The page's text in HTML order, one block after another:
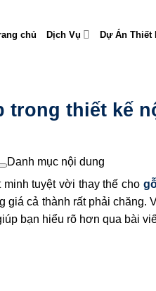
chủ Dịch Vụ Dự Án Thiết
trong thiết kế
Danh mục nội dung
tuyệt vời thay thế cho
giá cả thành rất phải
bạn hiểu rõ hơn qua bài